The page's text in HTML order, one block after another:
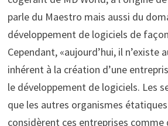
parle du Maestro mais aussi du
développement de logiciels de
Cependant, «aujourd’hui, il n’existe
inhérent à la création d’une
le développement de logiciels. Les
que les autres organismes
considèrent ces entreprises comme